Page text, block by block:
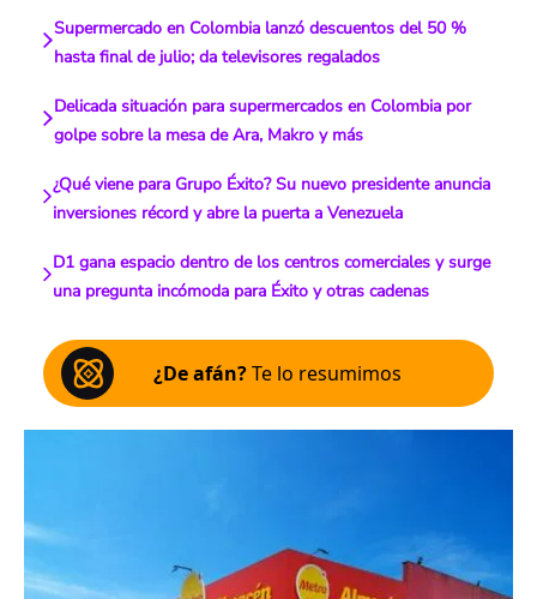
Supermercado en Colombia lanzó descuentos del 50 %
hasta final de julio; da televisores regalados
Delicada situación para supermercados en Colombia por
golpe sobre la mesa de Ara, Makro y más
¿Qué viene para Grupo Éxito? Su nuevo presidente anuncia
inversiones récord y abre la puerta a Venezuela
D1 gana espacio dentro de los centros comerciales y surge
una pregunta incómoda para Éxito y otras cadenas
¿De afán?Te lo resumimos